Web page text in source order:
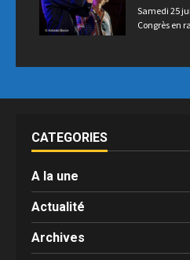
Samedi 25
Congrès en
CATEGORIES
A la une
Actualité
Archives